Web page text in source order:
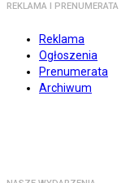
REKLAMA I PRENUMERATA
Reklama
Ogłoszenia
Prenumerata
Archiwum